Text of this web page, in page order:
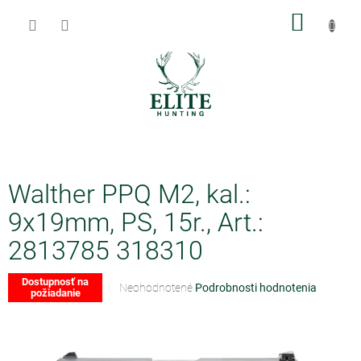
Walther PPQ M2, kal.:
9x19mm, PS, 15r., Art.:
2813785 318310
Dostupnosť na
požiadanie
Priemerné
Neohodnotené Podrobnosti hodnotenia